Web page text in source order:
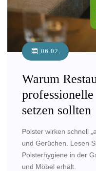
06.02.
Warum
setzen sollten
Polster wirken schnell
und Gerüchen. Lesen
Polsterhygiene in der
und Möbel erhält.